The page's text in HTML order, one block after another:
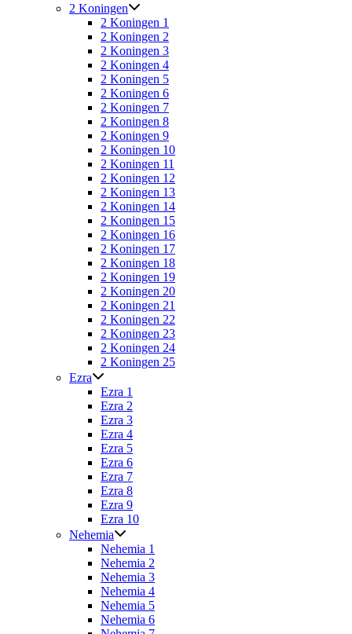
2 Koningen
2 Koningen 1
2 Koningen 2
2 Koningen 3
2 Koningen 4
2 Koningen 5
2 Koningen 6
2 Koningen 7
2 Koningen 8
2 Koningen 9
2 Koningen 10
2 Koningen 11
2 Koningen 12
2 Koningen 13
2 Koningen 14
2 Koningen 15
2 Koningen 16
2 Koningen 17
2 Koningen 18
2 Koningen 19
2 Koningen 20
2 Koningen 21
2 Koningen 22
2 Koningen 23
2 Koningen 24
2 Koningen 25
Ezra
Ezra 1
Ezra 2
Ezra 3
Ezra 4
Ezra 5
Ezra 6
Ezra 7
Ezra 8
Ezra 9
Ezra 10
Nehemia
Nehemia 1
Nehemia 2
Nehemia 3
Nehemia 4
Nehemia 5
Nehemia 6